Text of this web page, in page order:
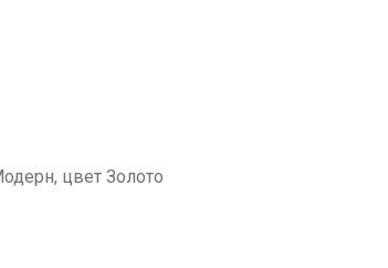
цвет Золото